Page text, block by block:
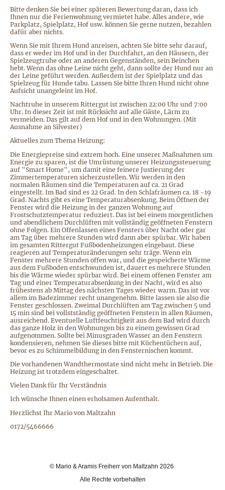
Bitte denken Sie bei einer späteren Bewertung daran, dass ich
Ihnen nur die Ferienwohnung vermietet habe. Alles andere, wie
Parkplatz, Spielplatz, Hof usw. können Sie gerne nutzen, bezahlen
dafür aber nichts.
Wenn Sie mit Ihrem Hund anreisen, achten Sie bitte sehr darauf,
dass er weder im Hof und in der Durchfahrt, an den Häusern, der
Spielzeugtruhe oder an anderen Gegenständen, sein Beinchen
hebt. Wenn das ohne Leine nicht geht, dann sollte der Hund nur an
der Leine geführt werden. Außerdem ist der Spielplatz und das
Spielzeug für Hunde tabu. Lassen Sie bitte Ihren Hund nicht ohne
Aufsicht unangeleint im Hof.
Nachtruhe in unserem Rittergut ist zwischen 22:00 Uhr und 7:00
Uhr. In dieser Zeit ist mit Rücksicht auf alle Gäste, Lärm zu
vermeiden. Das gilt auf dem Hof und in den Wohnungen. (Mit
Ausnahme an Silvester)
Aktuelles zum Thema Heizung:
Die Energiepreise sind extrem hoch. Eine unserer Maßnahmen um
Energie zu sparen, ist die Umrüstung unserer Heizungssteuerung
auf "Smart Home", um damit eine feinere Justierung der
Zimmertemperaturen sicherzustellen. Wir werden in den
normalen Räumen sind die Temperaturen auf ca. 21 Grad
eingestellt. Im Bad sind es 22 Grad. In den Schlafräumen ca. 18 -19
Grad. Nachts gibt es eine Temperaturabsenkung. Beim Öffnen der
Fenster wird die Heizung in der ganzen Wohnung auf
Frostschutztemperatur reduziert. Das ist bei einem morgentlichen
und abendlichem Durchlüften mit vollständig geöffneten Fenstern
ohne Folgen. Ein Offenlassen eines Fensters über Nacht oder gar
am Tag über mehrere Stunden wird dann aber spürbar. Wir haben
im gesamten Rittergut Fußbodenheizungen eingebaut. Diese
reagieren auf Temperaturänderungen sehr träge. Wenn ein
Fenster mehrere Stunden offen war, und die gespeicherte Wärme
aus dem Fußboden entschwunden ist, dauert es mehrere Stunden
bis die Wärme wieder spürbar wird. Bei einem offenen Fenster am
Tag und einer Temperaturabsenkung in der Nacht, wird es also
frühestens ab Mittag des nächsten Tages wieder warm. Das ist vor
allem im Badezimmer recht unangenehm. Bitte lassen sie also die
Fenster geschlossen. Zweimal Durchlüften am Tag zwischen 5 und
15 min sind bei vollstständig geöffneten Fenstern in allen Räumen,
ausreichend. Eventuelle Luftfeuchtigkeit aus dem Bad wird durch
das ganze Holz in den Wohnungen bis zu einem gewissen Grad
aufgenommen. Sollte bei Minusgraden Wasser an den Fenstern
kondensieren, nehmen Sie dieses bitte mit Küchentüchern auf,
bevor es zu Schimmelbildung in den Fensternischen kommt.
Die vorhandenen Wandthermostate sind nicht mehr in Betrieb. Die
Heizung ist trotzdem eingeschaltet.
Vielen Dank für Ihr Verständnis
Ich wünsche Ihnen einen erholsamen Aufenthalt.
Herzlichst Ihr Mario von Maltzahn
0172/5466666
© Mario & Aramis Freiherr von Maltzahn 2026
Alle Rechte vorbehalten